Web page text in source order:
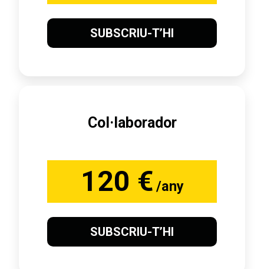
SUBSCRIU-T’HI
Col·laborador
120 € /any
SUBSCRIU-T’HI